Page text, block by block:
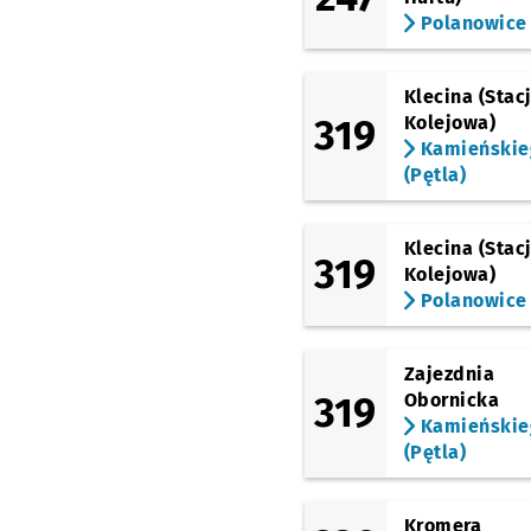
(Kamieńskiego)
Kamieńskiego
(Szpital)
(Kamieńskiego)
Milicka
(Kamieńskiego)
Kątowa NŻ Przystanek
Ługowa
(Kamieńskiego)
Starościńska
Polanowice
319
Klecina
Kolejowa)
(Pętla)
319
Klecina
Kolejowa)
Polanowice
319
Zajezdnia
Obornicka
(Pętla)
Kromera